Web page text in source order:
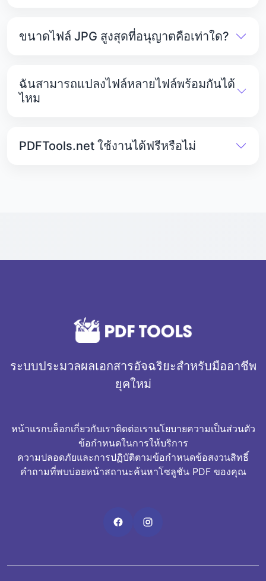
เป็นเวลา 1 ชั่วโมง หลังจากนั้นไฟล์จะถูกลบโดยอัตโนมัติ
เพื่อรักษาความเป็นส่วนตัวของข้อมูลของคุณ
ขนาดไฟล์ JPG สูงสุดที่อนุญาตคือเท่าใด?
ไฟล์ที่มีขนาดใหญ่กว่านี้ไม่สามารถอัปโหลดหรือแปลง
ได้
ฉันสามารถแปลงไฟล์หลายไฟล์พร้อมกันได้
ไหม
เป็นรูปภาพได้พร้อมกันโดยไม่มีปัญหา.
PDFTools.net ใช้งานได้ฟรีหรือไม่
ระบบประมวลผลเอกสารอัจฉริยะสำหรับมืออาชีพ
ยุคใหม่
หน้าแรกบล็อกเกี่ยวกับเราติดต่อเรานโยบายความเป็นส่วนตัว
ข้อกำหนดในการให้บริการ
ความปลอดภัยและการปฏิบัติตามข้อกำหนดข้อสงวนสิทธิ์
คำถามที่พบบ่อยหน้าสถานะค้นหาโซลูชัน PDF ของคุณ